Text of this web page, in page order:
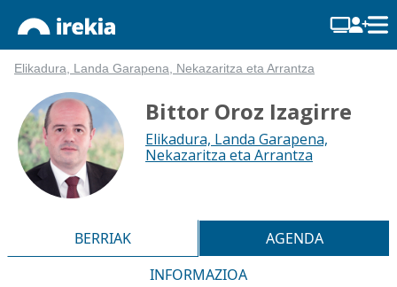
Elikadura, Landa Garapena, Nekazaritza eta Arrantza
Bittor Oroz Izagirre
Elikadura, Landa Garapena,
Nekazaritza eta Arrantza
BERRIAK
AGENDA
INFORMAZIOA